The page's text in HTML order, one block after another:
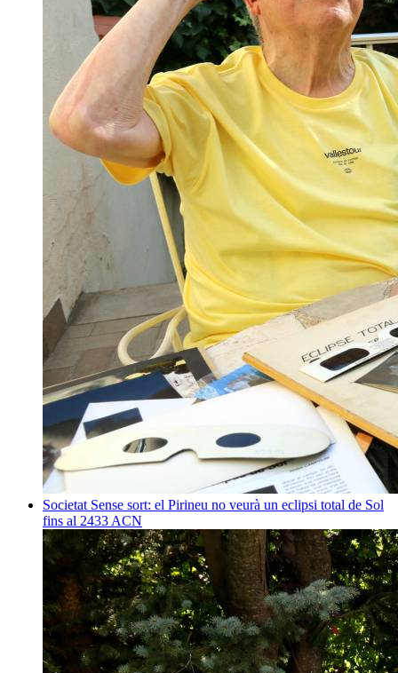
Societat Sense sort: el Pirineu no veurà un eclipsi total de Sol
fins al 2433 ACN